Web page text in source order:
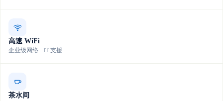
高速 WiFi
企业级网络 · IT 支援
茶水间